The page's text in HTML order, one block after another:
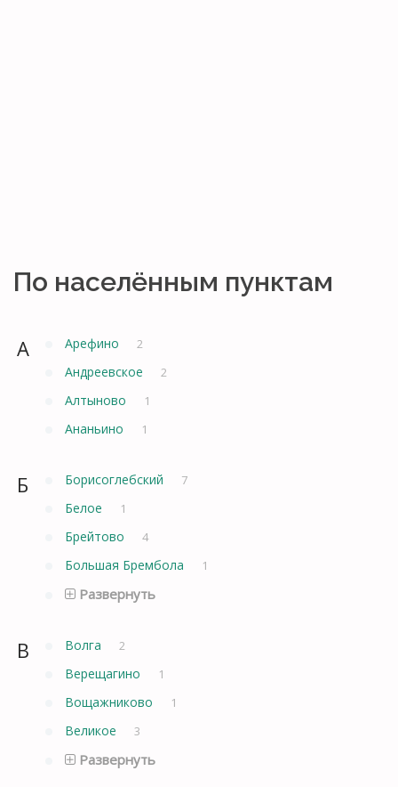
По населённым пунктам
А Арефино 2
Андреевское 2
Алтыново 1
Ананьино 1
Б Борисоглебский 7
Белое 1
Брейтово 4
Большая Брембола 1
Развернуть
В Волга 2
Верещагино 1
Вощажниково 1
Великое 3
Развернуть